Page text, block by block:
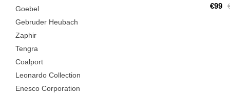
€99
Goebel
Gebruder Heubach
Zaphir
Tengra
Coalport
Leonardo Collection
Enesco Corporation